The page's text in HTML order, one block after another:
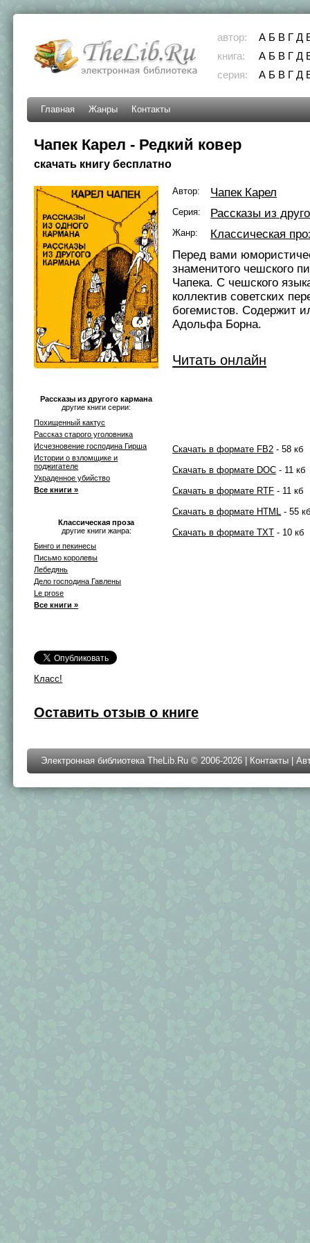
автор: А Б В Г Д
книга:
А Б В Г Д
серия:
А Б В Г Д
Главная Жанры Контакты
Чапек Карел - Редкий ковер
скачать книгу бесплатно
Рассказы из другого кармана
другие книги серии:
Похищенный кактус
Рассказ старого уголовника
Исчезновение господина Гирша
Истории о взломщике и
поджигателе
Украденное убийство
Все книги »
Классическая проза
другие книги жанра:
Бинго и пекинесы
Письмо королевы
Лебедянь
Дело господина Гавлены
Le prose
Все книги »
Класс!
Автор: Чапек Карел
Серия: Рассказы из
Жанр:
Классическая
Перед вами
знаменитого чешского
Чапека. С чешского
коллектив советских
богемистов. Содержит
Адольфа Борна.
Читать онлайн
Скачать в формате FB2 - 58 кб
Скачать в формате DOC - 11 кб
Скачать в формате RTF - 11 кб
Скачать в формате HTML - 55
Скачать в формате TXT - 10 кб
Оставить отзыв о книге
Электронная библиотека TheLib.Ru © 2006-2026 | Контакты |